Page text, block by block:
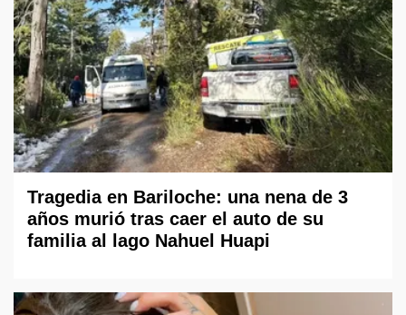
Tragedia en Bariloche: una nena de 3
años murió tras caer el auto de su
familia al lago Nahuel Huapi